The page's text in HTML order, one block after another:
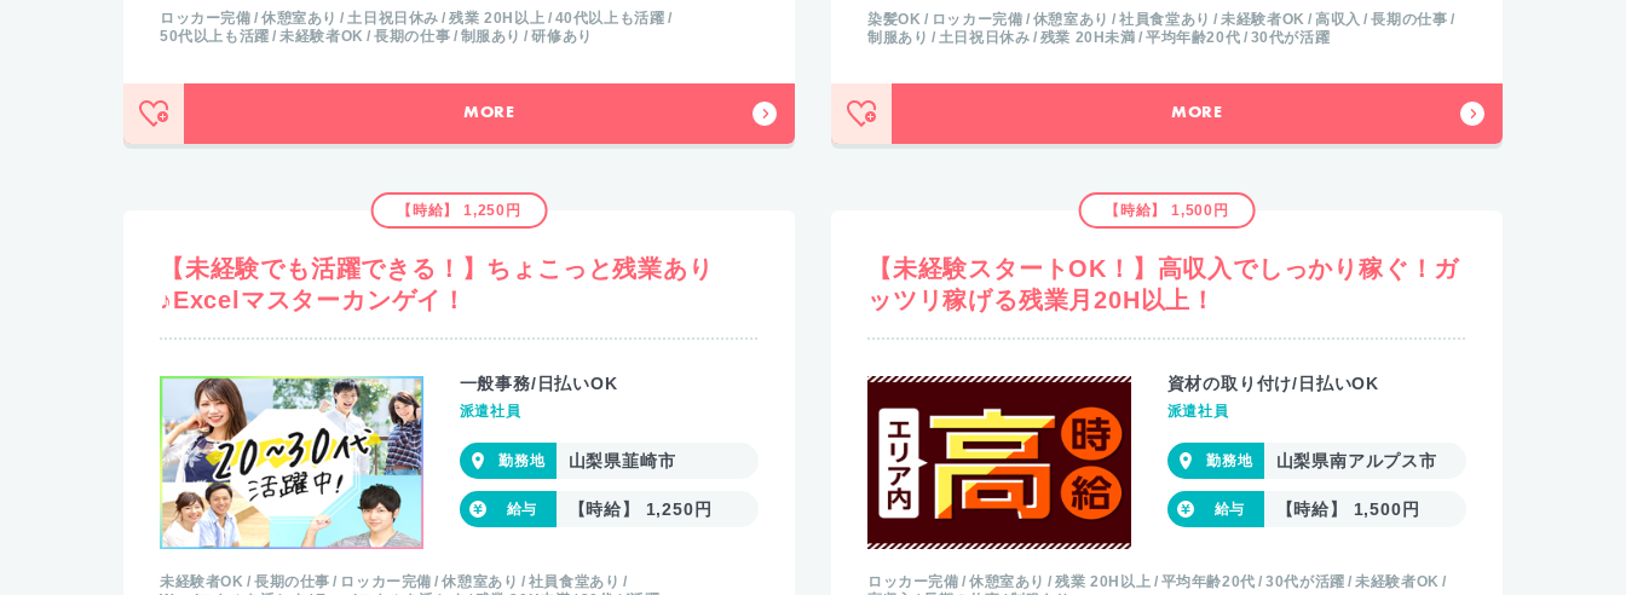
ロッカー完備 休憩室あり 土日祝日休み 残業 20H以上
40代以上も活躍
50代以上も活躍
未経験者OK 長期の仕事 制服あり 研修あり
MORE
染髪OK ロッカー完備 休憩室あり 社員食堂あり 未経験者OK 高収入
長期の仕事
制服あり
土日祝日休み 残業 20H未満 平均年齢20代 30代が活躍
MORE
【時給】 1,250円
【未経験でも活躍できる！】ちょこっと残業あり
♪Excelマスターカンゲイ！
一般事務/日払いOK
派遣社員
山梨県韮崎市
【時給】 1,250円
未経験者OK 長期の仕事 ロッカー完備 休憩室あり
社員食堂あり
【時給】 1,500円
【未経験スタートOK！】高収入でしっかり稼ぐ！ガ
ッツリ稼げる残業月20H以上！
資材の取り付け/日払いOK
派遣社員
山梨県南アルプス市
【時給】 1,500円
ロッカー完備 休憩室あり 残業 20H以上 平均年齢20代 30代が活躍
未経験者OK